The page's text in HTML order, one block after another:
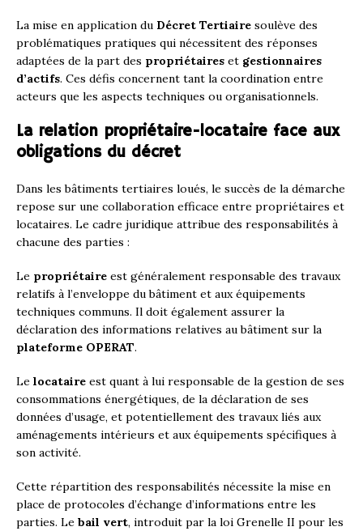
La mise en application du Décret Tertiaire soulève des
problématiques pratiques qui nécessitent des réponses
adaptées de la part des propriétaires et gestionnaires
d’actifs. Ces défis concernent tant la coordination entre
acteurs que les aspects techniques ou organisationnels.
La relation propriétaire-locataire face aux
obligations du décret
Dans les bâtiments tertiaires loués, le succès de la démarche
repose sur une collaboration efficace entre propriétaires et
locataires. Le cadre juridique attribue des responsabilités à
chacune des parties :
Le propriétaire est généralement responsable des travaux
relatifs à l’enveloppe du bâtiment et aux équipements
techniques communs. Il doit également assurer la
déclaration des informations relatives au bâtiment sur la
plateforme OPERAT.
Le locataire est quant à lui responsable de la gestion de ses
consommations énergétiques, de la déclaration de ses
données d’usage, et potentiellement des travaux liés aux
aménagements intérieurs et aux équipements spécifiques à
son activité.
Cette répartition des responsabilités nécessite la mise en
place de protocoles d’échange d’informations entre les
parties. Le bail vert, introduit par la loi Grenelle II pour les